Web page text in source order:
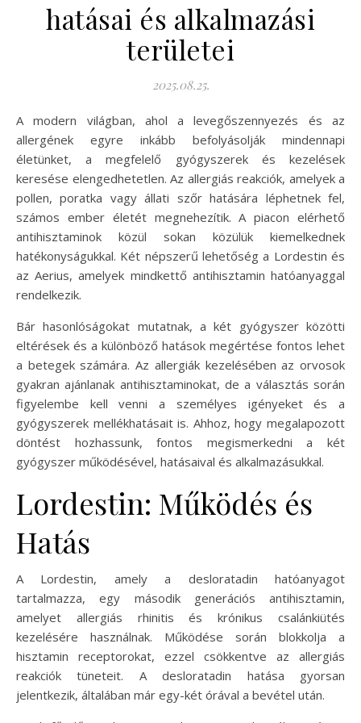
hatásai és alkalmazási
területei
2025.08.25.
A modern világban, ahol a levegőszennyezés és az
allergének egyre inkább befolyásolják mindennapi
életünket, a megfelelő gyógyszerek és kezelések
keresése elengedhetetlen. Az allergiás reakciók, amelyek a
pollen, poratka vagy állati szőr hatására léphetnek fel,
számos ember életét megnehezítik. A piacon elérhető
antihisztaminok közül sokan közülük kiemelkednek
hatékonyságukkal. Két népszerű lehetőség a Lordestin és
az Aerius, amelyek mindkettő antihisztamin hatóanyaggal
rendelkezik.
Bár hasonlóságokat mutatnak, a két gyógyszer közötti
eltérések és a különböző hatások megértése fontos lehet
a betegek számára. Az allergiák kezelésében az orvosok
gyakran ajánlanak antihisztaminokat, de a választás során
figyelembe kell venni a személyes igényeket és a
gyógyszerek mellékhatásait is. Ahhoz, hogy megalapozott
döntést hozhassunk, fontos megismerkedni a két
gyógyszer működésével, hatásaival és alkalmazásukkal.
Lordestin: Működés és
Hatás
A Lordestin, amely a desloratadin hatóanyagot
tartalmazza, egy második generációs antihisztamin,
amelyet allergiás rhinitis és krónikus csalánkiütés
kezelésére használnak. Működése során blokkolja a
hisztamin receptorokat, ezzel csökkentve az allergiás
reakciók tüneteit. A desloratadin hatása gyorsan
jelentkezik, általában már egy-két órával a bevétel után.